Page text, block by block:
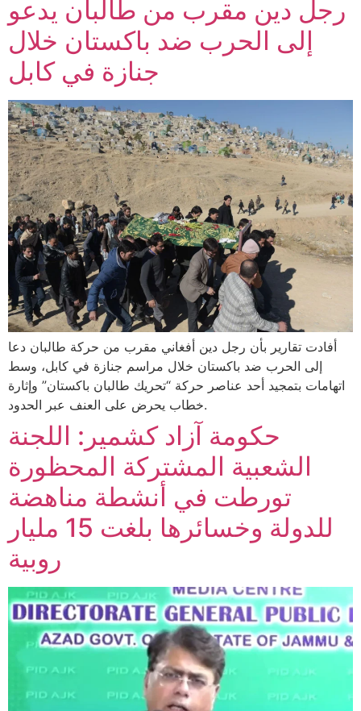
رجل دين مقرب من طالبان يدعو
إلى الحرب ضد باكستان خلال
جنازة في كابل
أفادت تقارير بأن رجل دين أفغاني مقرب من حركة طالبان دعا
إلى الحرب ضد باكستان خلال مراسم جنازة في كابل، وسط
اتهامات بتمجيد أحد عناصر حركة “تحريك طالبان باكستان” وإثارة
خطاب يحرض على العنف عبر الحدود.
حكومة آزاد كشمير: اللجنة
الشعبية المشتركة المحظورة
تورطت في أنشطة مناهضة
للدولة وخسائرها بلغت 15 مليار
روبية